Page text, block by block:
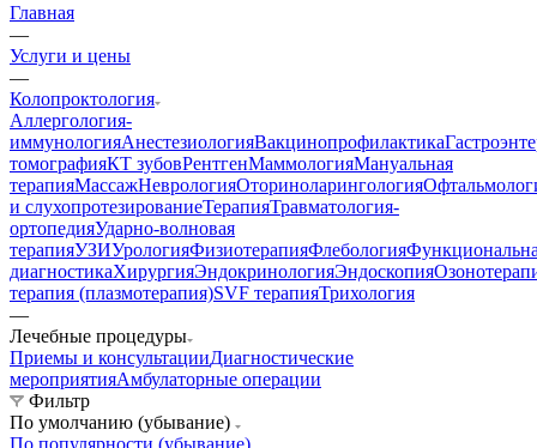
Главная
—
Услуги и цены
—
Колопроктология
Аллергология-
иммунологияАнестезиологияВакцинопрофилактика
томографияКТ зубовРентгенМаммологияМануальная
терапияМассажНеврологияОториноларингология
и слухопротезированиеТерапияТравматология-
ортопедияУдарно-волновая
терапияУЗИУрологияФизиотерапияФлебология
диагностикаХирургияЭндокринологияЭндоскопия
терапия (плазмотерапия)SVF терапияТрихология
—
Лечебные процедуры
Приемы и консультацииДиагностические
мероприятияАмбулаторные операции
Фильтр
По умолчанию (убывание)
По популярности (убывание)